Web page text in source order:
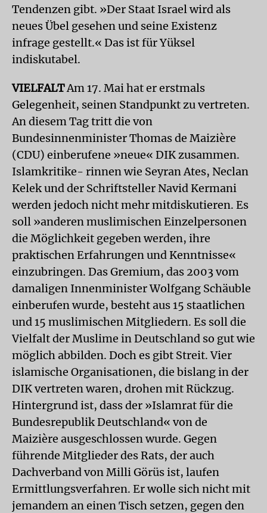
Tendenzen gibt. »Der Staat Israel wird als
neues Übel gesehen und seine Existenz
infrage gestellt.« Das ist für Yüksel
indiskutabel.
VIELFALTAm 17. Mai hat er erstmals
Gelegenheit, seinen Standpunkt zu vertreten.
An diesem Tag tritt die von
Bundesinnenminister Thomas de Maizière
(CDU) einberufene »neue« DIK zusammen.
Islamkritike- rinnen wie Seyran Ates, Neclan
Kelek und der Schriftsteller Navid Kermani
werden jedoch nicht mehr mitdiskutieren. Es
soll »anderen muslimischen Einzelpersonen
die Möglichkeit gegeben werden, ihre
praktischen Erfahrungen und Kenntnisse«
einzubringen. Das Gremium, das 2003 vom
damaligen Innenminister Wolfgang Schäuble
einberufen wurde, besteht aus 15 staatlichen
und 15 muslimischen Mitgliedern. Es soll die
Vielfalt der Muslime in Deutschland so gut wie
möglich abbilden. Doch es gibt Streit. Vier
islamische Organisationen, die bislang in der
DIK vertreten waren, drohen mit Rückzug.
Hintergrund ist, dass der »Islamrat für die
Bundesrepublik Deutschland« von de
Maizière ausgeschlossen wurde. Gegen
führende Mitglieder des Rats, der auch
Dachverband von Milli Görüs ist, laufen
Ermittlungsverfahren. Er wolle sich nicht mit
jemandem an einen Tisch setzen, gegen den